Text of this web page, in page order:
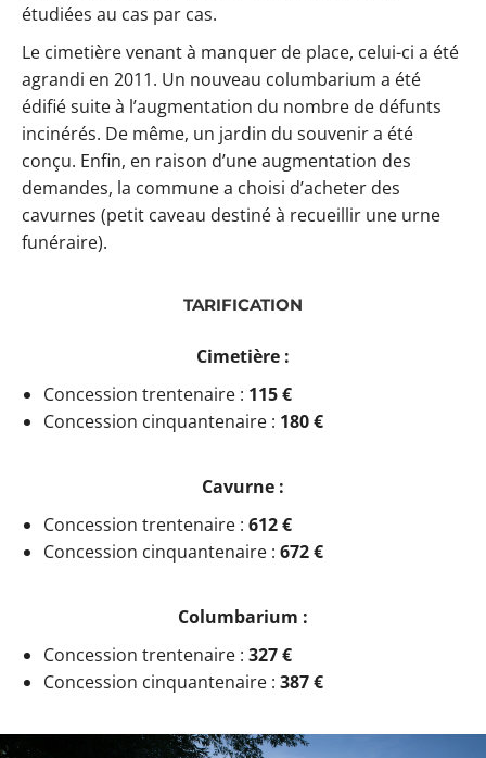
étudiées au cas par cas.
Le cimetière venant à manquer de place, celui-ci a été
agrandi en 2011. Un nouveau columbarium a été
édifié suite à l’augmentation du nombre de défunts
incinérés. De même, un jardin du souvenir a été
conçu. Enfin, en raison d’une augmentation des
demandes, la commune a choisi d’acheter des
cavurnes (petit caveau destiné à recueillir une urne
funéraire).
TARIFICATION
Cimetière :
Concession trentenaire : 115 €
Concession cinquantenaire : 180 €
Cavurne :
Concession trentenaire : 612 €
Concession cinquantenaire : 672 €
Columbarium :
Concession trentenaire : 327 €
Concession cinquantenaire : 387 €